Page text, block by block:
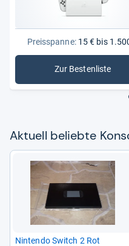
Preisspanne:15 € bis
Zur Bestenliste
: Konsolen
Aktu­ell beliebte
Nin­tendo Switch 2 Rot